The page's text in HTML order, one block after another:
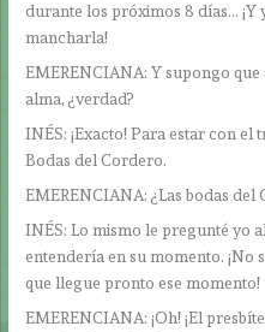
durante los próximos 8 días… ¡Y
mancharla!
EMERENCIANA: Y supongo
alma, ¿verdad?
INÉS: ¡Exacto! Para estar con
Bodas del Cordero.
EMERENCIANA: ¿Las bodas del
INÉS: Lo mismo le pregunté yo
entendería en su momento. ¡No
que llegue pronto ese momento!
EMERENCIANA: ¡Oh! ¡El